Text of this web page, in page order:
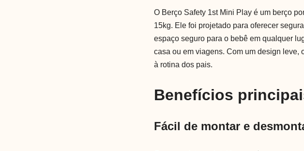
O Berço Safety 1st Mini Play é um berço
15kg. Ele foi projetado para oferecer
espaço seguro para o bebê em qualquer
casa ou em viagens. Com um design leve,
à rotina dos pais.
Benefícios
Fácil de montar e